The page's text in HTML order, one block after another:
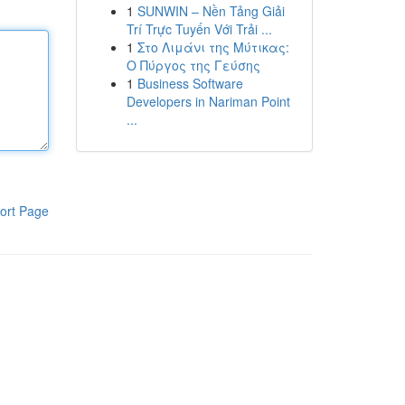
Page
1 SUNWIN – Nền Tảng Giải
Trí Trực Tuyến Với Trải ...
1 Στο Λιμάνι της Μύτικας:
Ο Πύργος της Γεύσης
1 Business Software
Developers in Nariman Point
...